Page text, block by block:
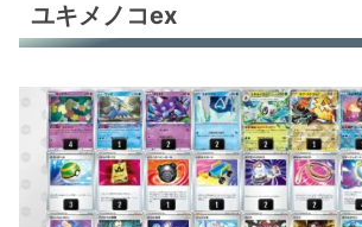
ユキメノコex